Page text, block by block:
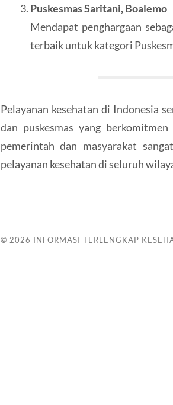
Puskesmas Saritani, Boalemo
Mendapat penghargaan
terbaik untuk kategori
Pelayanan kesehatan di Indonesia
dan puskesmas yang
pemerintah dan masyarakat
pelayanan kesehatan di seluruh
© 2026 INFORMASI TERLENGKAP